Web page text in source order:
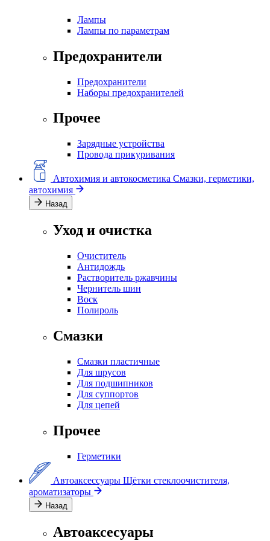
Лампы
Лампы по параметрам
Предохранители
Предохранители
Наборы предохранителей
Прочее
Зарядные устройства
Провода прикуривания
Автохимия и автокосметика Смазки, герметики,
автохимия
Назад
Уход и очистка
Очиститель
Антидождь
Растворитель ржавчины
Чернитель шин
Воск
Полироль
Смазки
Смазки пластичные
Для шрусов
Для подшипников
Для суппортов
Для цепей
Прочее
Герметики
Автоаксессуары Щётки стеклоочистителя,
ароматизаторы
Назад
Автоаксесуары